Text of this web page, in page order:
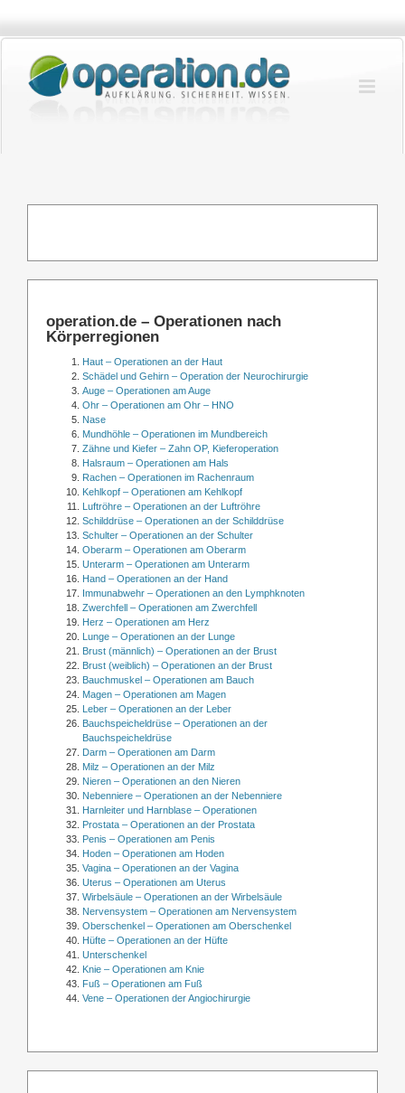
springen
operation.de – Operationen nach
Körperregionen
Haut – Operationen an der Haut
Schädel und Gehirn – Operation der Neurochirurgie
Auge – Operationen am Auge
Ohr – Operationen am Ohr – HNO
Nase
Mundhöhle – Operationen im Mundbereich
Zähne und Kiefer – Zahn OP, Kieferoperation
Halsraum – Operationen am Hals
Rachen – Operationen im Rachenraum
Kehlkopf – Operationen am Kehlkopf
Luftröhre – Operationen an der Luftröhre
Schilddrüse – Operationen an der Schilddrüse
Schulter – Operationen an der Schulter
Oberarm – Operationen am Oberarm
Unterarm – Operationen am Unterarm
Hand – Operationen an der Hand
Immunabwehr – Operationen an den Lymphknoten
Zwerchfell – Operationen am Zwerchfell
Herz – Operationen am Herz
Lunge – Operationen an der Lunge
Brust (männlich) – Operationen an der Brust
Brust (weiblich) – Operationen an der Brust
Bauchmuskel – Operationen am Bauch
Magen – Operationen am Magen
Leber – Operationen an der Leber
Bauchspeicheldrüse – Operationen an der
Bauchspeicheldrüse
Darm – Operationen am Darm
Milz – Operationen an der Milz
Nieren – Operationen an den Nieren
Nebenniere – Operationen an der Nebenniere
Harnleiter und Harnblase – Operationen
Prostata – Operationen an der Prostata
Penis – Operationen am Penis
Hoden – Operationen am Hoden
Vagina – Operationen an der Vagina
Uterus – Operationen am Uterus
Wirbelsäule – Operationen an der Wirbelsäule
Nervensystem – Operationen am Nervensystem
Oberschenkel – Operationen am Oberschenkel
Hüfte – Operationen an der Hüfte
Unterschenkel
Knie – Operationen am Knie
Fuß – Operationen am Fuß
Vene – Operationen der Angiochirurgie